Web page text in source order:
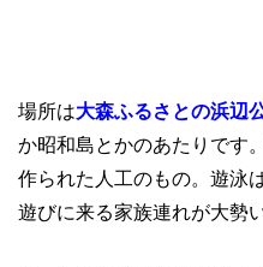
場所は大森ふるさとの浜辺
か昭和島とかのあたりです
作られた人工のもの。遊泳
遊びに来る家族連れが大勢